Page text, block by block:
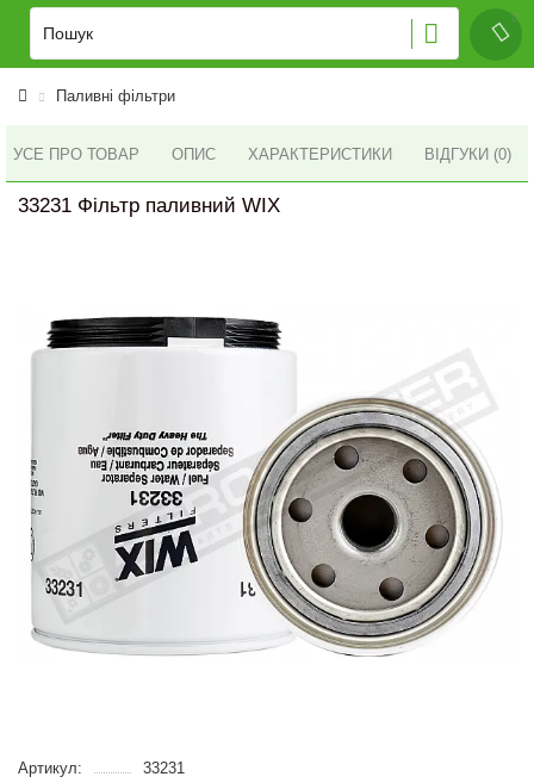
Паливні фільтри
УСЕ ПРО ТОВАР ОПИС ХАРАКТЕРИСТИКИ ВІДГУКИ (0)
33231 Фільтр паливний WIX
Артикул:
33231